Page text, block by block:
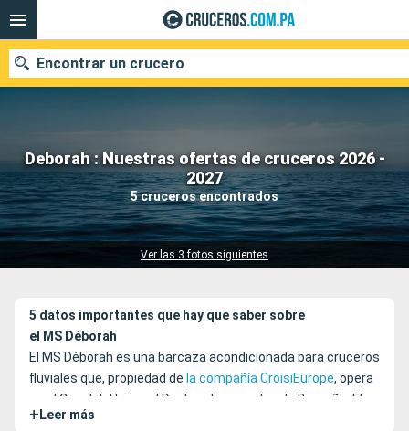
Deborah : Nuestras ofertas de cruceros 2026 -
2027
5 cruceros encontrados
Ver las 3 fotos siguientes
Encontrar un crucero
Nuestros destinos
Fecha de salida
5 datos importantes que hay que saber sobre
el MS Déborah
El MS Déborah es una barcaza acondicionada para cruceros
fluviales que, propiedad de la compañía CroisiEurope, opera
en el Canal del Loira, el Doubs y los canales de Borgoña. El
MS Déborah ofrece una original y encantadora opción de
+ Leer más